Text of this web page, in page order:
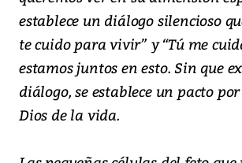
establece un diálogo silencioso
te cuido para vivir” y “Tú me
estamos juntos en esto. Sin que
diálogo, se establece un pacto
Dios de la vida.